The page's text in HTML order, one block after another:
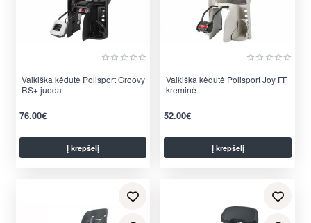
Vaikiška kėdutė Polisport Groovy
RS+ juoda
76.00€
Į krepšelį
Vaikiška kėdutė Polisport Joy FF
kreminė
52.00€
Į krepšelį